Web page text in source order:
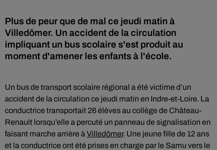
Plus de peur que de mal ce jeudi matin à
Villedômer. Un accident de la circulation
impliquant un bus scolaire s'est produit au
moment d'amener les enfants à l'école.
Un bus de transport scolaire régional a été victime d’un
accident de la circulation ce jeudi matin en Indre-et-Loire. La
conductrice transportait 26 élèves au collège de Château-
Renault lorsqu’elle a percuté un panneau de signalisation en
faisant marche arrière à Villedômer. Une jeune fille de 12 ans
et la conductrice ont été prises en charge par le Samu vers le